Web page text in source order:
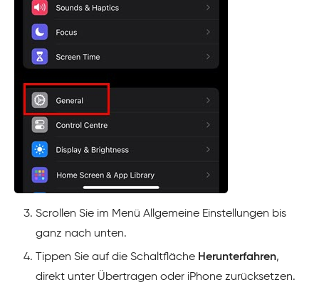
Scrollen Sie im Menü Allgemeine Einstellungen bis
ganz nach unten.
Tippen Sie auf die Schaltfläche Herunterfahren,
direkt unter Übertragen oder iPhone zurücksetzen.